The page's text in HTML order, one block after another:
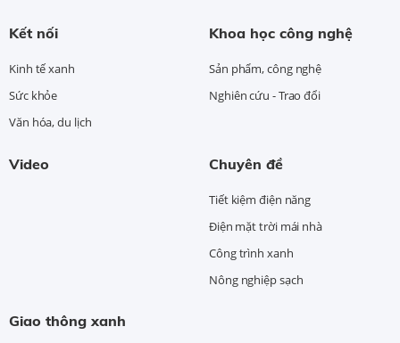
Kết nối
Kinh tế xanh
Sức khỏe
Văn hóa, du lịch
Khoa học công nghệ
Sản phẩm, công nghệ
Nghiên cứu - Trao đổi
Video Chuyên đề
Tiết kiệm điện năng
Điện mặt trời mái nhà
Công trình xanh
Nông nghiệp sạch
Giao thông xanh